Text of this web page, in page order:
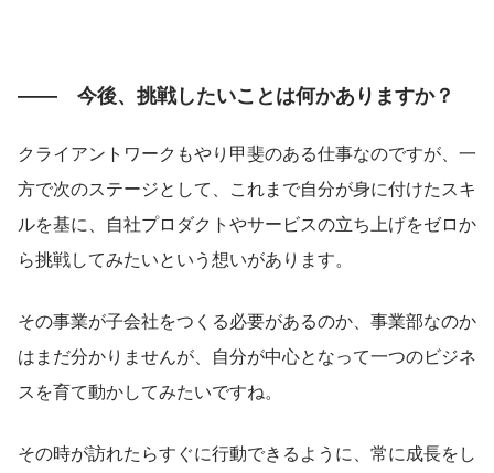
――　今後、挑戦したいことは何かありますか？
クライアントワークもやり甲斐のある仕事なのですが、一
方で次のステージとして、これまで自分が身に付けたスキ
ルを基に、自社プロダクトやサービスの立ち上げをゼロか
ら挑戦してみたいという想いがあります。
その事業が子会社をつくる必要があるのか、事業部なのか
はまだ分かりませんが、自分が中心となって一つのビジネ
スを育て動かしてみたいですね。
その時が訪れたらすぐに行動できるように、常に成長をし